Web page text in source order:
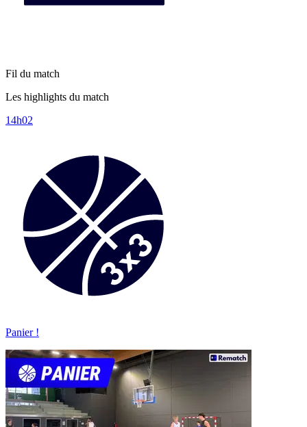
Fil du match
Les highlights du match
14h02
Panier !